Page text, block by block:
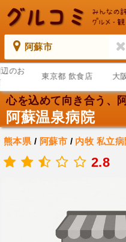
阿蘇市
のお
東京都 飲食店 大
心を込めて向き合う、
阿蘇温泉病院
熊本県 / 阿蘇市 / 内牧 私立病
2.8